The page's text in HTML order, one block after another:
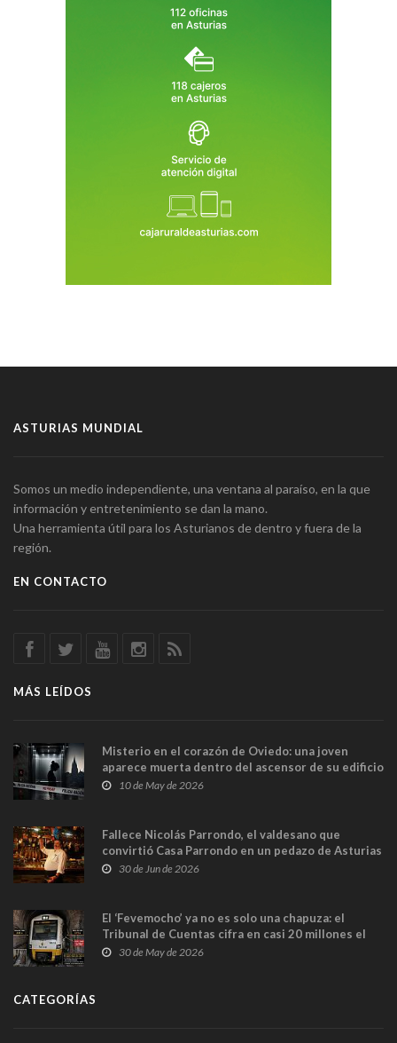
ASTURIAS MUNDIAL
Somos un medio independiente, una ventana al paraíso, en la que
información y entretenimiento se dan la mano.
Una herramienta útil para los Asturianos de dentro y fuera de la
región.
EN CONTACTO
MÁS LEÍDOS
Misterio en el corazón de Oviedo: una joven
aparece muerta dentro del ascensor de su edificio
y las cámaras captan sus últimos minutos
10 de May de 2026
Fallece Nicolás Parrondo, el valdesano que
convirtió Casa Parrondo en un pedazo de Asturias
en Madrid
30 de Jun de 2026
El ‘Fevemocho’ ya no es solo una chapuza: el
Tribunal de Cuentas cifra en casi 20 millones el
sobrecoste de los trenes que no cabían por los
30 de May de 2026
CATEGORÍAS